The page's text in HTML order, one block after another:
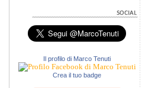
Il profilo di Marco Tenuti
Crea il tuo badge